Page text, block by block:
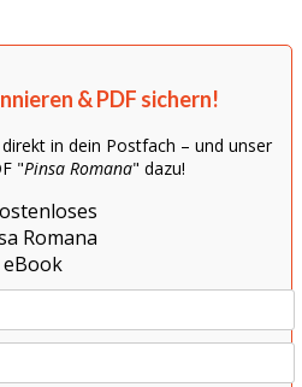
& PDF sichern!
in dein Postfach – und unser
"Pinsa Romana" dazu!